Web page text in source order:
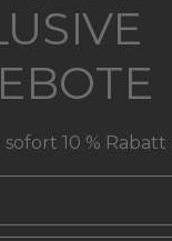
sofort 10 %